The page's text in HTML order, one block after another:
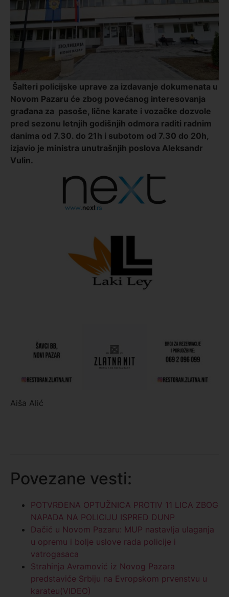
Šalteri policijske uprave za izdavanje dokumenata u
Novom Pazaru će zbog povećanog interesovanja
građana za pasoše, lične karate i vozačke dozvole
pred sezonu letnjih godišnjih odmora raditi radnim
danima od 7.30. do 21h i subotom od 7.30 do 20h,
izjavio je ministra unutrašnjih poslova Aleksandr
Vulin.
Aiša Alić
Povezane vesti:
POTVRĐENA OPTUŽNICA PROTIV 11 LICA ZBOG
NAPADA NA POLICIJU ISPRED DUNP
Dačić u Novom Pazaru: MUP nastavlja ulaganja
u opremu i bolje uslove rada policije i
vatrogasaca
Strahinja Avramović iz Novog Pazara
predstaviće Srbiju na Evropskom prvenstvu u
karateu(VIDEO)